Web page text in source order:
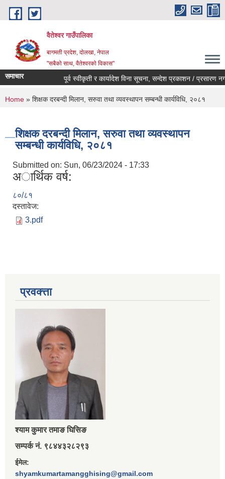
Skip to main content
वैतेश्वर गाउँपालिका
बागमती प्रदेश, दाेलखा, नेपाल
"सबैको साथ, वैतेश्वरको विकास"
समाचार पूर्व स्वीकृती र कार्यादेश विना सूचना, सन्देश प्रकाशन / प्रसारण नगर्ने
You are here
Home » शिक्षक दरबन्दी मिलान, सरुवा तथा व्यवस्थापन सम्बन्धी कार्यविधि, २०८१
शिक्षक दरबन्दी मिलान, सरुवा तथा व्यवस्थापन
सम्बन्धी कार्यविधि, २०८१
Submitted on: Sun, 06/23/2024 - 17:33
अार्थिक वर्ष:
८०/८१
दस्तावेज:
3.pdf
प्रवक्त्ता
श्‍याम कुमार तमाङ घिसिङ
सम्पर्क नं. ९८४४३२८२९३
ईमेल:
shyamkumartamangghising@gmail.com